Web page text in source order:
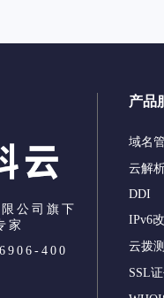
公司旗下
家
400
产品
域名
云解
DDI
IPv6
云拨测
SSL